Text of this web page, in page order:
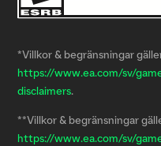
*Villkor & begränsningar
https://www.ea.com/sv/
disclaimers.
**Villkor & begränsningar
https://www.ea.com/sv/